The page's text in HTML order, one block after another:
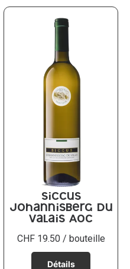
Siccus
Johannisberg du
Valais AOC
CHF19.50 / bouteille